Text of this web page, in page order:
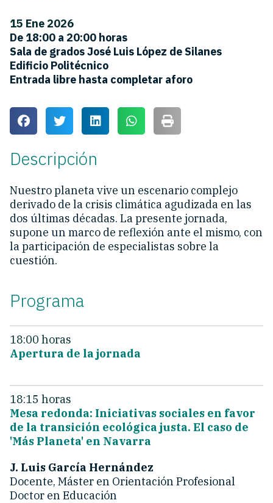
15 Ene 2026
De 18:00 a 20:00 horas
Sala de grados José Luis López de Silanes
Edificio Politécnico
Entrada libre hasta completar aforo
Descripción
Nuestro planeta vive un escenario complejo
derivado de la crisis climática agudizada en las
dos últimas décadas. La presente jornada,
supone un marco de reflexión ante el mismo, con
la participación de especialistas sobre la
cuestión.
Programa
18:00 horas
Apertura de la jornada
18:15 horas
Mesa redonda: Iniciativas sociales en favor
de la transición ecológica justa. El caso de
'Más Planeta' en Navarra
J. Luis García Hernández
Docente, Máster en Orientación Profesional
Doctor en Educación